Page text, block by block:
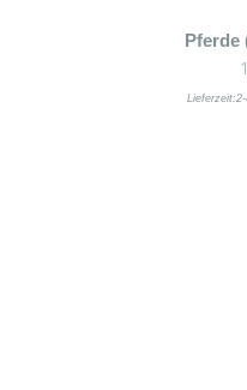
Pferde
Lieferzeit: